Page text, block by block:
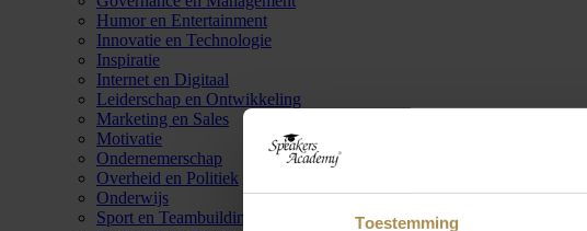
Toestemming
Humor en Entertainment
Innovatie en Technologie
Inspiratie
Internet en Digitaal
Leiderschap en Ontwikkeling
Marketing en Sales
Motivatie
Ondernemerschap
Overheid en Politiek
Onderwijs
Sport en Teambuilding